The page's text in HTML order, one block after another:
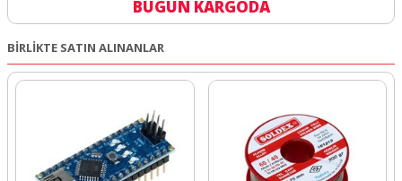
BUGÜN KARGODA
BİRLİKTE SATIN ALINANLAR